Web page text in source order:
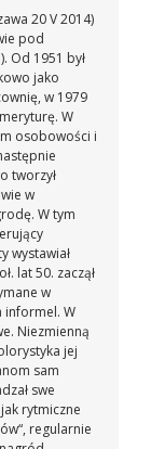
20 V 2014)
pod
Od 1951 był
jako
w 1979
W
osobowości i
tworzył
w
W tym
wystawiał
lat 50. zaczął
w
informel. W
Niezmienną
jej
sam
swe
rytmiczne
regularnie